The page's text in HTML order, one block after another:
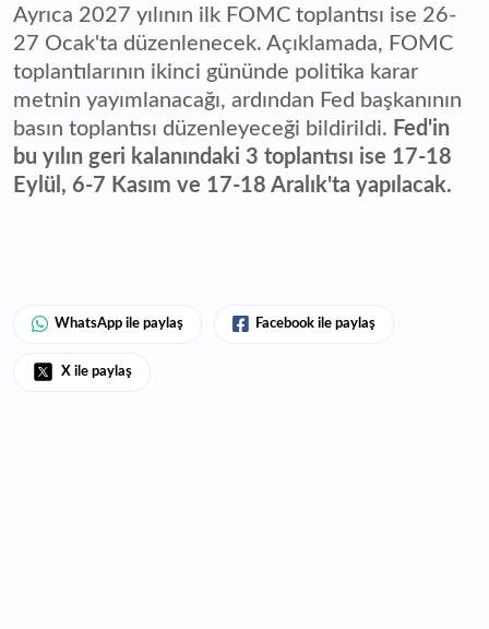
Ayrıca 2027 yılının ilk FOMC toplantısı ise 26-
27 Ocak'ta düzenlenecek. Açıklamada, FOMC
toplantılarının ikinci gününde politika karar
metnin yayımlanacağı, ardından Fed başkanının
basın toplantısı düzenleyeceği bildirildi. Fed'in
bu yılın geri kalanındaki 3 toplantısı ise 17-18
Eylül, 6-7 Kasım ve 17-18 Aralık'ta yapılacak.
WhatsApp ile paylaş Facebook ile paylaş
X ile paylaş